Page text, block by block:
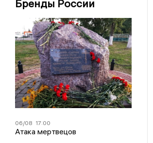
Бренды России
06/08 17:00
Атака мертвецов